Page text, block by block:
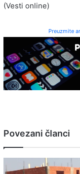
(Vesti online)
Preuzmite
Povezani članci